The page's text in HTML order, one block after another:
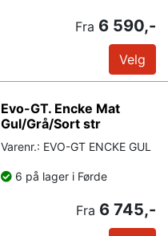
Fra 6 590,-
Velg
Evo-GT. Encke Mat
Gul/Grå/Sort str
Varenr.: EVO-GT ENCKE GUL
6 på lager i Førde
Fra 6 745,-